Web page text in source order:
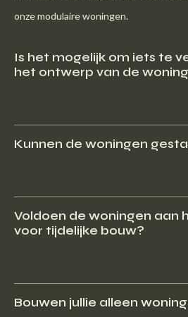
onze modulaire woningen.
Is het mogelijk om iets te
het ontwerp van de
Kunnen de woningen
Voldoen de woningen aan
voor tijdelijke bouw?
Bouwen jullie alleen